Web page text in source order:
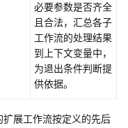
必要参数是否齐全
且合法，汇总各子
工作流的处理结果
到上下文变量中，
为退出条件判断提
供依据。
展工作流按定义的先后